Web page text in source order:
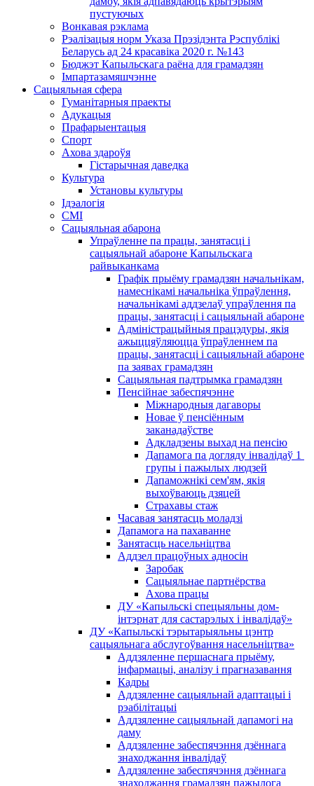
пустуючых
Вонкавая рэклама
Рэалізацыя норм Указа Прэзідэнта Рэспублікі
Беларусь ад 24 красавіка 2020 г. №143
Бюджэт Капыльскага раёна для грамадзян
Імпартазамяшчэнне
Сацыяльная сфера
Гуманітарныя праекты
Адукацыя
Прафарыентацыя
Спорт
Ахова здароўя
Гістарычная даведка
Культура
Установы культуры
Ідэалогія
СМІ
Сацыяльная абарона
Упраўленне па працы, занятасці і
сацыяльнай абароне Капыльскага
райвыканкама
Графік прыёму грамадзян начальнікам,
намеснікамі начальніка ўпраўлення,
начальнікамі аддзелаў упраўлення па
працы, занятасці і сацыяльнай абароне
Адміністрацыйныя працэдуры, якія
ажыццяўляюцца ўпраўленнем па
працы, занятасці і сацыяльнай абароне
па заявах грамадзян
Сацыяльная падтрымка грамадзян
Пенсійнае забеспячэнне
Міжнародныя дагаворы
Новае ў пенсіённым
заканадаўстве
Адкладзены выхад на пенсію
Дапамога па догляду інвалідаў 1 ​​
групы і пажылых людзей
Дапаможнікі сем'ям, якія
выхоўваюць дзяцей
Страхавы стаж
Часавая занятасць моладзі
Дапамога на пахаванне
Занятасць насельніцтва
Аддзел працоўных адносін
Заробак
Сацыяльнае партнёрства
Ахова працы
ДУ «Капыльскі спецыяльны дом-
інтэрнат для састарэлых і інвалідаў»
ДУ «Капыльскі тэрытарыяльны цэнтр
сацыяльнага абслугоўвання насельніцтва»
Аддзяленне першаснага прыёму,
інфармацыі, аналізу і прагназавання
Кадры
Аддзяленне сацыяльнай адаптацыі і
рэабілітацыі
Аддзяленне сацыяльнай дапамогі на
даму
Аддзяленне забеспячэння дзённага
знаходжання інвалідаў
Аддзяленне забеспячэння дзённага
знаходжання грамадзян пажылога